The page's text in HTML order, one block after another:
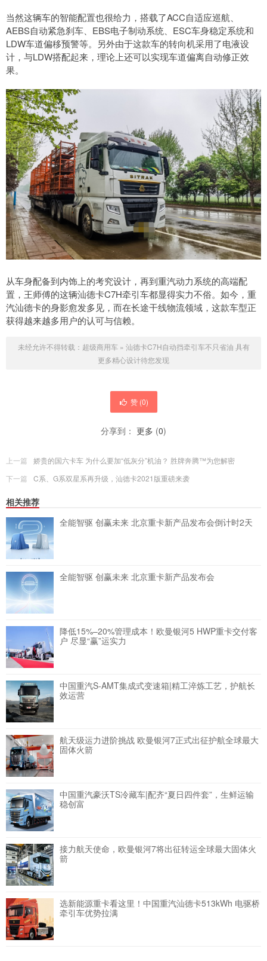
当然这辆车的智能配置也很给力，搭载了ACC自适应巡航、
AEBS自动紧急刹车、EBS电子制动系统、ESC车身稳定系统和
LDW车道偏移预警等。另外由于这款车的转向机采用了电液设
计，与LDW搭配起来，理论上还可以实现车道偏离自动修正效
果。
从车身配备到内饰上的考究设计，再到重汽动力系统的高端配
置，王师傅的这辆汕德卡C7H牵引车都显得实力不俗。如今，重
汽汕德卡的身影愈发多见，而在长途干线物流领域，这款车型正
获得越来越多用户的认可与信赖。
未经允许不得转载： 超级商用车» 汕德卡C7H自动挡牵引车不只省油 具有
更多精心设计待您发现
赞 (0)
分享到： 更多 (0)
上一篇
娇贵的国六卡车 为什么要加“低灰分”机油？ 胜牌奔腾™为您解密
下一篇
C系、G系双星系再升级，汕德卡2021版重磅来袭
相关推荐
全能智驱 创赢未来 北京重卡新产品发布会倒计时2天
全能智驱 创赢未来 北京重卡新产品发布会
降低15%–20%管理成本！欧曼银河5 HWP重卡交付客
户 尽显“赢”运实力
中国重汽S-AMT集成式变速箱|精工淬炼工艺，护航长
效运营
航天级运力进阶挑战 欧曼银河7正式出征护航全球最大
固体火箭
中国重汽豪沃TS冷藏车|配齐“夏日四件套”，生鲜运输
稳创富
接力航天使命，欧曼银河7将出征转运全球最大固体火
箭
选新能源重卡看这里！中国重汽汕德卡513kWh 电驱桥
牵引车优势拉满